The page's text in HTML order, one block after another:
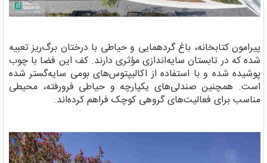
پیرامون کتابخانه، باغ گردهمایی و حیاطی با درختان برگ‌ریز تعبیه
شده که در تابستان سایه‌اندازی مؤثری دارند. کف این فضا با چوب
پوشیده شده و با استفاده از اکالیپتوس‌های بومی سایه‌گستر شده
است. همچنین صندلی‌های یکپارچه و حیاطی فرورفته، محیطی
مناسب برای فعالیت‌های گروهی کوچک فراهم کرده‌اند.